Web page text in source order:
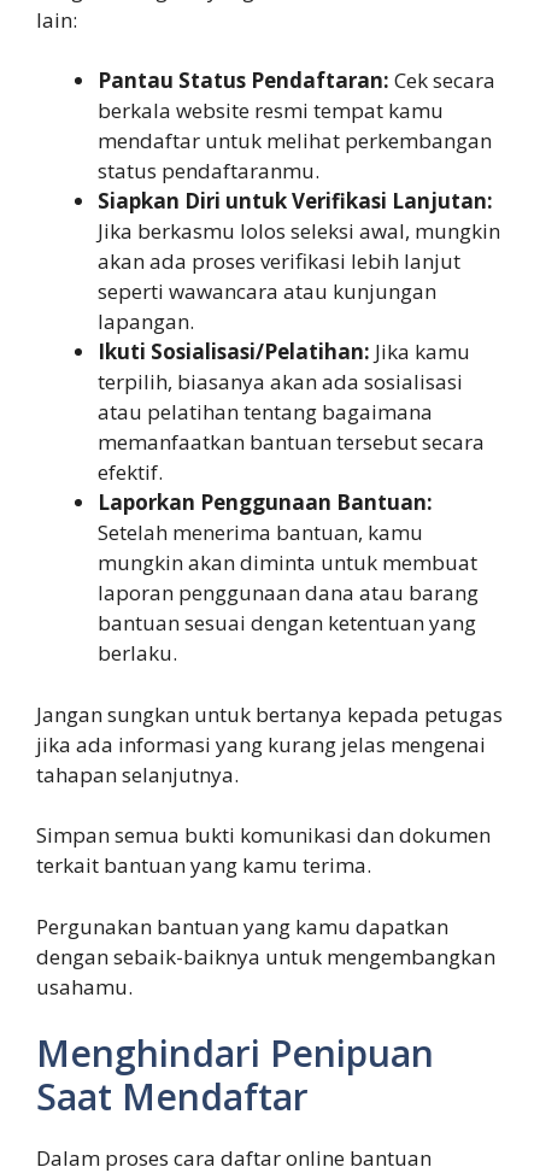
lain:
Pantau Status Pendaftaran: Cek secara
berkala website resmi tempat kamu
mendaftar untuk melihat perkembangan
status pendaftaranmu.
Siapkan Diri untuk Verifikasi Lanjutan:
Jika berkasmu lolos seleksi awal, mungkin
akan ada proses verifikasi lebih lanjut
seperti wawancara atau kunjungan
lapangan.
Ikuti Sosialisasi/Pelatihan: Jika kamu
terpilih, biasanya akan ada sosialisasi
atau pelatihan tentang bagaimana
memanfaatkan bantuan tersebut secara
efektif.
Laporkan Penggunaan Bantuan:
Setelah menerima bantuan, kamu
mungkin akan diminta untuk membuat
laporan penggunaan dana atau barang
bantuan sesuai dengan ketentuan yang
berlaku.
Jangan sungkan untuk bertanya kepada petugas
jika ada informasi yang kurang jelas mengenai
tahapan selanjutnya.
Simpan semua bukti komunikasi dan dokumen
terkait bantuan yang kamu terima.
Pergunakan bantuan yang kamu dapatkan
dengan sebaik-baiknya untuk mengembangkan
usahamu.
Menghindari Penipuan
Saat Mendaftar
Dalam proses cara daftar online bantuan